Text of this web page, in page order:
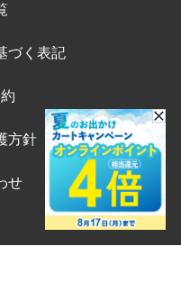
づく表記
方針
せ